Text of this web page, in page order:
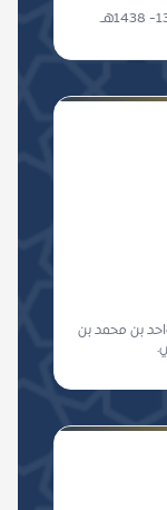
بن محمد بن